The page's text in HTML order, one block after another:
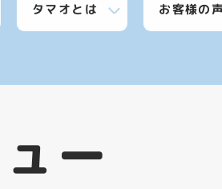
タマオとは お客様の声
ー